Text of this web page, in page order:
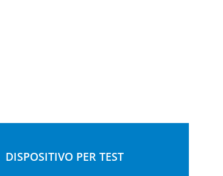
DISPOSITIVO PER TEST